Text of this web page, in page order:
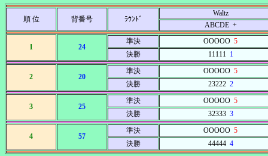
順 位 背番号 ﾗｳﾝﾄﾞ
Waltz
ABCDE +
1 24
準決 OOOOO 5
決勝
111111
2 20
準決 OOOOO 5
決勝
232222
3 25
準決 OOOOO 5
決勝
323333
4 57
準決 OOOOO 5
決勝
444444